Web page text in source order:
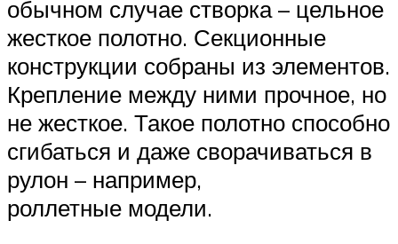
обычном случае створка – цельное
жесткое полотно. Секционные
конструкции собраны из элементов.
Крепление между ними прочное, но
не жесткое. Такое полотно способно
сгибаться и даже сворачиваться в
рулон – например,
роллетные модели.